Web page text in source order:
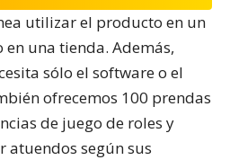
utilizar el producto en un
en una tienda. Además,
sólo el software o el
ofrecemos 100 prendas
de juego de roles y
atuendos según sus